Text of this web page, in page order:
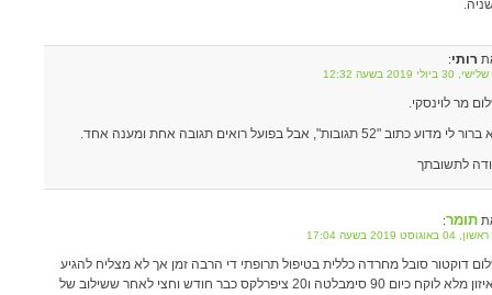
רותי:
ביולי 2019 בשעה 12:32
מר לוינסקי.
לי מדוע כתוב "52 תגובות", אבל בפועל רואים תגובה אחת ומענה אחד.
לתשובתך
תומר:
באוגוסט 2019 בשעה 17:04
דוקטור סובל מחרדה כללית בטיפול תרופתי די הרבה זמן אך לא מצליח להגיע
לאיזון מלא לוקח כיום 90 סימבלטה ו20 ציפרלקס כבר חודש וחצי לאחר ששילוב של